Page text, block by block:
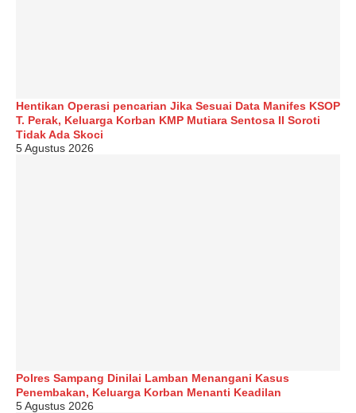
Hentikan Operasi pencarian Jika Sesuai Data Manifes KSOP
T. Perak, Keluarga Korban KMP Mutiara Sentosa II Soroti
Tidak Ada Skoci
5 Agustus 2026
Polres Sampang Dinilai Lamban Menangani Kasus
Penembakan, Keluarga Korban Menanti Keadilan
5 Agustus 2026